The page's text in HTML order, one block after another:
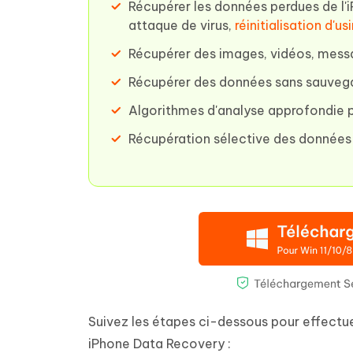
Récupérer les données perdues de
attaque de virus, réinitialisation
Récupérer des images, vidéos,
Récupérer des données sans
Algorithmes d'analyse approfondie
Récupération sélective des
Suivez les étapes ci-dessous pour
iPhone Data Recovery :